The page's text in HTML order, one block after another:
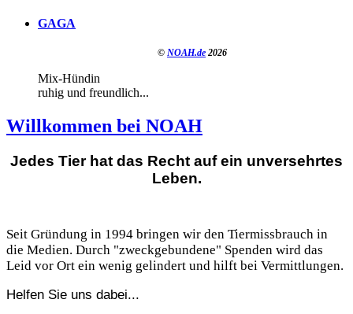
GAGA
© NOAH.de 2026
Mix-Hündin
ruhig und freundlich...
Willkommen bei NOAH
Jedes Tier hat das Recht auf ein unversehrtes
Leben.
Seit Gründung in 1994 bringen wir den Tiermissbrauch in
die Medien. Durch "zweckgebundene" Spenden wird das
Leid vor Ort ein wenig gelindert und hilft bei Vermittlungen.
Helfen Sie uns dabei...